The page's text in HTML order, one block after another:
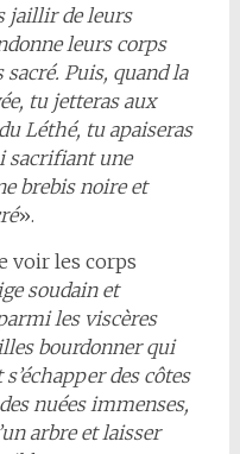
jaillir de leurs
leurs corps
Puis, quand la
tu jetteras aux
Léthé, tu apaiseras
sacrifiant une
brebis noire et
».
voir les corps
soudain et
les viscères
bourdonner qui
des côtes
nuées immenses,
arbre et laisser